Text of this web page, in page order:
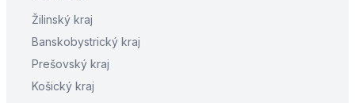
Žilinský kraj
Banskobystrický kraj
Prešovský kraj
Košický kraj